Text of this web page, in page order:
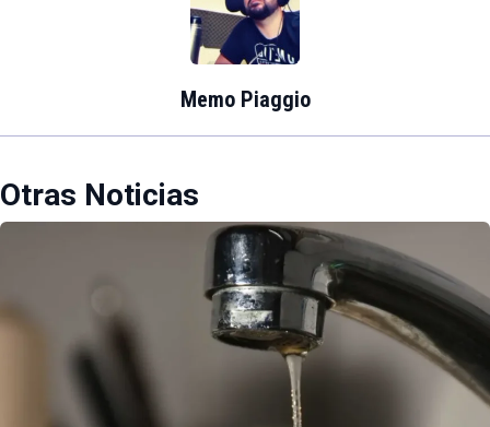
Memo Piaggio
Otras Noticias